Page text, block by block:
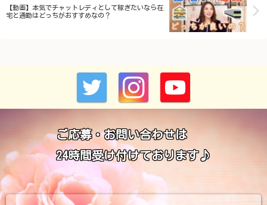
【動画】本気でチャットレディとして稼ぎたいなら在
宅と通勤はどっちがおすすめなの？
ご応募・お問い合わせは
24時間受け付けております♪